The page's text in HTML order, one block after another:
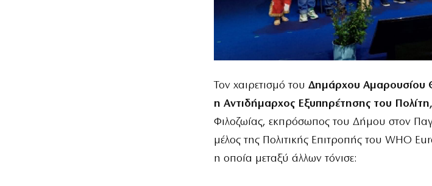
Τον χαιρετισμό του Δημάρχου Αμαρουσίου
η Αντιδήμαρχος Εξυπηρέτησης του Πολίτη,
Φιλοζωίας, εκπρόσωπος του Δήμου στον
μέλος της Πολιτικής Επιτροπής του WHO
η οποία μεταξύ άλλων τόνισε: